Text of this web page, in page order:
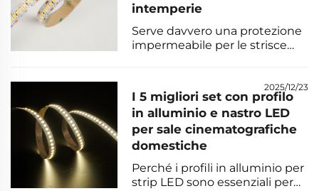
intemperie
Serve davvero una protezione
impermeabile per le strisce
contro pioggia, sale, raggi UV e
temperature estreme. Scopri
perché i professionisti lo
scelgono per un'affidabilità
all'aperto di 5-7 anni.
2025/12/23
I 5 migliori set con profilo
in alluminio e nastro LED
per sale cinematografiche
domestiche
Perché i profili in alluminio per
strip LED sono essenziali per